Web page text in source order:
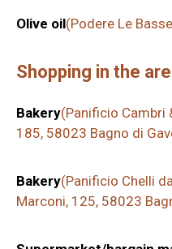
Olive oil(Podere Le
Shopping in the
Bakery(Panificio Cambri
185, 58023 Bagno di
Bakery(Panificio Chelli
Marconi, 125, 58023